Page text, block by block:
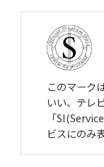
このマーク
いい、テレ
「
ビスにのみ